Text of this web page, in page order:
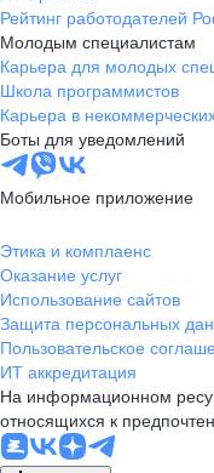
Рейтинг работодателей
Молодым специалистам
Карьера для молодых
Школа программистов
Карьера в
Боты для уведомлений
Мобильное приложение
Этика и комплаенс
Оказание услуг
Использование сайтов
Защита персональных
Пользовательское
ИТ аккредитация
На информационном
относящихся к